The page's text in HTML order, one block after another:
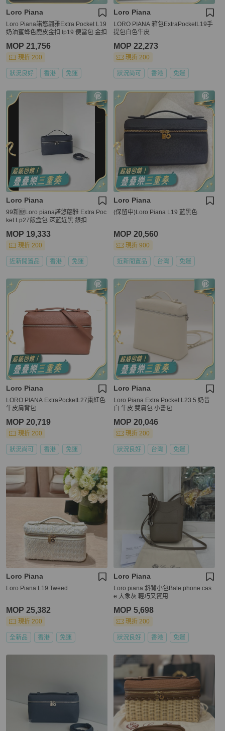
Loro Piana
Loro Piana諾悠翩雅Extra Pocket L19
奶油蜜蜂色鹿皮金扣 lp19 便當包 金扣
MOP 21,756
現折 200
狀況良好 香港 免運
Loro Piana
LORO PIANA 箱包ExtraPocketL19手
提包白色牛皮
MOP 22,273
現折 200
狀況尚可 香港 免運
Loro Piana
99新🆕Loro piana諾悠翩雅 Extra Poc
ket Lp27飯盒包 深藍近黑 銀扣
MOP 19,333
現折 200
近新閒置品 香港 免運
Loro Piana
(保留中)Loro Piana L19 藍黑色
MOP 20,560
現折 900
近新閒置品 台灣 免運
Loro Piana
LORO PIANA ExtraPocketL27棗紅色
牛皮肩背包
MOP 20,719
現折 200
狀況尚可 香港 免運
Loro Piana
Loro Piana Extra Pocket L23.5 奶昔
白 牛皮 雙肩包 小書包
MOP 20,046
現折 200
狀況良好 台灣 免運
Loro Piana
Loro Piana L19 Tweed
MOP 25,382
現折 200
全新品 香港 免運
Loro Piana
Loro piana 斜背小包Bale phone cas
e 大象灰 輕巧又實用
MOP 5,698
現折 200
狀況良好 香港 免運